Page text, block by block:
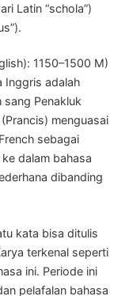
Latin “schola”)
1150–1500 M)
Inggris adalah
sang Penakluk
menguasai
sebagai
dalam bahasa
dibanding
kata bisa ditulis
terkenal seperti
ini. Periode ini
pelafalan bahasa